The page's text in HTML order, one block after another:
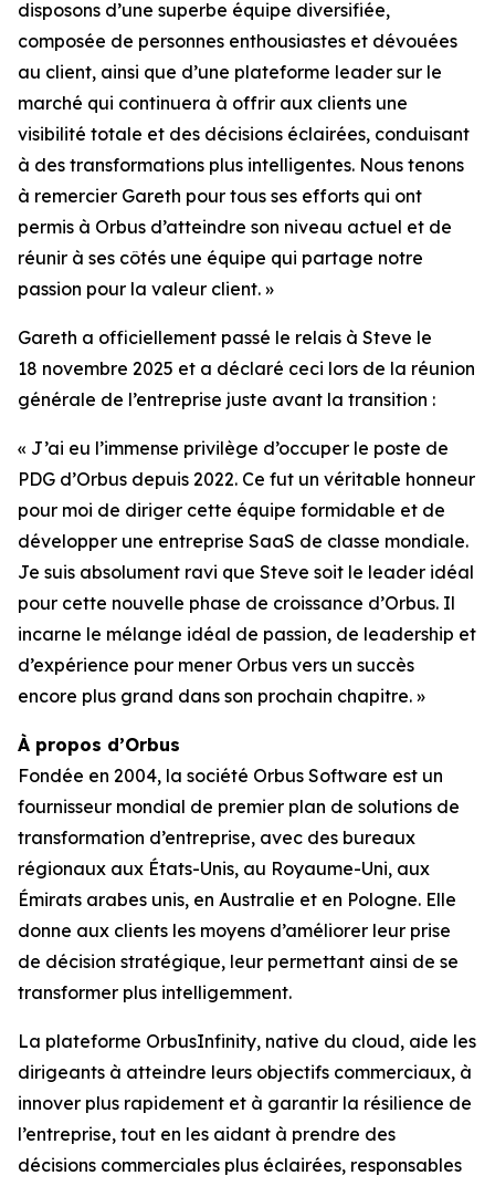
disposons d’une superbe équipe diversifiée,
composée de personnes enthousiastes et dévouées
au client, ainsi que d’une plateforme leader sur le
marché qui continuera à offrir aux clients une
visibilité totale et des décisions éclairées, conduisant
à des transformations plus intelligentes. Nous tenons
à remercier Gareth pour tous ses efforts qui ont
permis à Orbus d’atteindre son niveau actuel et de
réunir à ses côtés une équipe qui partage notre
passion pour la valeur client. »
Gareth a officiellement passé le relais à Steve le
18 novembre 2025 et a déclaré ceci lors de la réunion
générale de l’entreprise juste avant la transition :
« J’ai eu l’immense privilège d’occuper le poste de
PDG d’Orbus depuis 2022. Ce fut un véritable honneur
pour moi de diriger cette équipe formidable et de
développer une entreprise SaaS de classe mondiale.
Je suis absolument ravi que Steve soit le leader idéal
pour cette nouvelle phase de croissance d’Orbus. Il
incarne le mélange idéal de passion, de leadership et
d’expérience pour mener Orbus vers un succès
encore plus grand dans son prochain chapitre. »
À propos d’Orbus
Fondée en 2004, la société Orbus Software est un
fournisseur mondial de premier plan de solutions de
transformation d’entreprise, avec des bureaux
régionaux aux États-Unis, au Royaume-Uni, aux
Émirats arabes unis, en Australie et en Pologne. Elle
donne aux clients les moyens d’améliorer leur prise
de décision stratégique, leur permettant ainsi de se
transformer plus intelligemment.
La plateforme OrbusInfinity, native du cloud, aide les
dirigeants à atteindre leurs objectifs commerciaux, à
innover plus rapidement et à garantir la résilience de
l’entreprise, tout en les aidant à prendre des
décisions commerciales plus éclairées, responsables